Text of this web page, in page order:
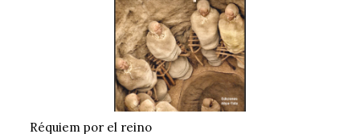
Réquiem por el reino